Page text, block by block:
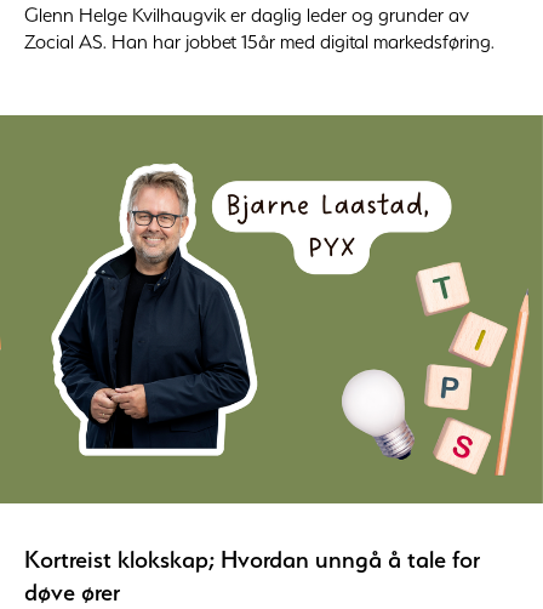
Glenn Helge Kvilhaugvik er daglig leder og grunder av
Zocial AS. Han har jobbet 15år med digital markedsføring.
Kortreist klokskap; Hvordan unngå å tale for
døve ører